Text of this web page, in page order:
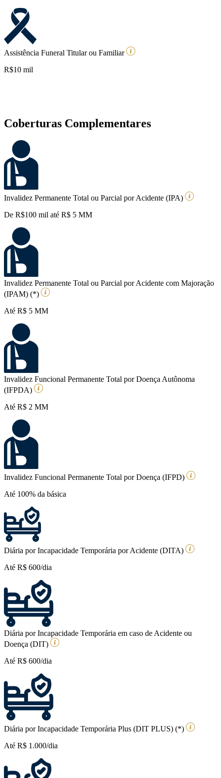
Assistência Funeral Titular ou Familiar
R$10 mil
Coberturas Complementares
Invalidez Permanente Total ou Parcial por Acidente (IPA)
De R$100 mil até R$ 5 MM
Invalidez Permanente Total ou Parcial por Acidente com Majoração
(IPAM) (*)
Até R$ 5 MM
Invalidez Funcional Permanente Total por Doença Autônoma
(IFPDA)
Até R$ 2 MM
Invalidez Funcional Permanente Total por Doença (IFPD)
Até 100% da básica
Diária por Incapacidade Temporária por Acidente (DITA)
Até R$ 600/dia
Diária por Incapacidade Temporária em caso de Acidente ou
Doença (DIT)
Até R$ 600/dia
Diária por Incapacidade Temporária Plus (DIT PLUS) (*)
Até R$ 1.000/dia